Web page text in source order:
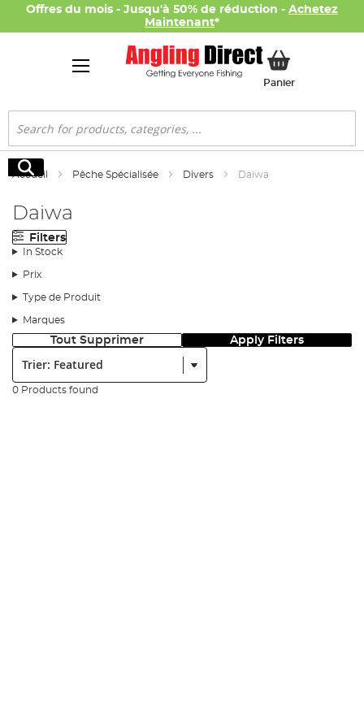
Offres du mois - Jusqu'à 50% de réduction - Achetez
Maintenant*
PanierMon panier
Rechercher
Rechercher
Accueil Pêche Spécialisée Divers Daiwa
Daiwa
Filters
In Stock
Prix
Type de Produit
Marques
Tout Supprimer Apply Filters
0 Products found